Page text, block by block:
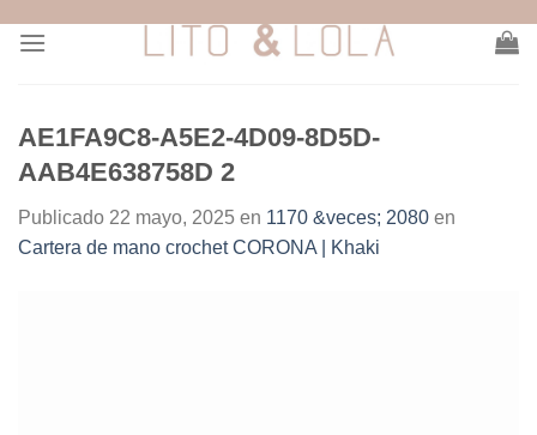
AE1FA9C8-A5E2-4D09-8D5D-
AAB4E638758D 2
Publicado 22 mayo, 2025 en 1170 &veces; 2080 en
Cartera de mano crochet CORONA | Khaki